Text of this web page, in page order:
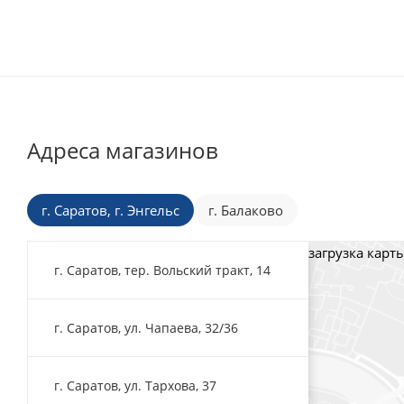
Адреса магазинов
г. Саратов, г. Энгельс г. Балаково
г. Саратов, тер. Вольский тракт, 14
г. Саратов, ул. Чапаева, 32/36
г. Саратов, ул. Тархова, 37
загрузка